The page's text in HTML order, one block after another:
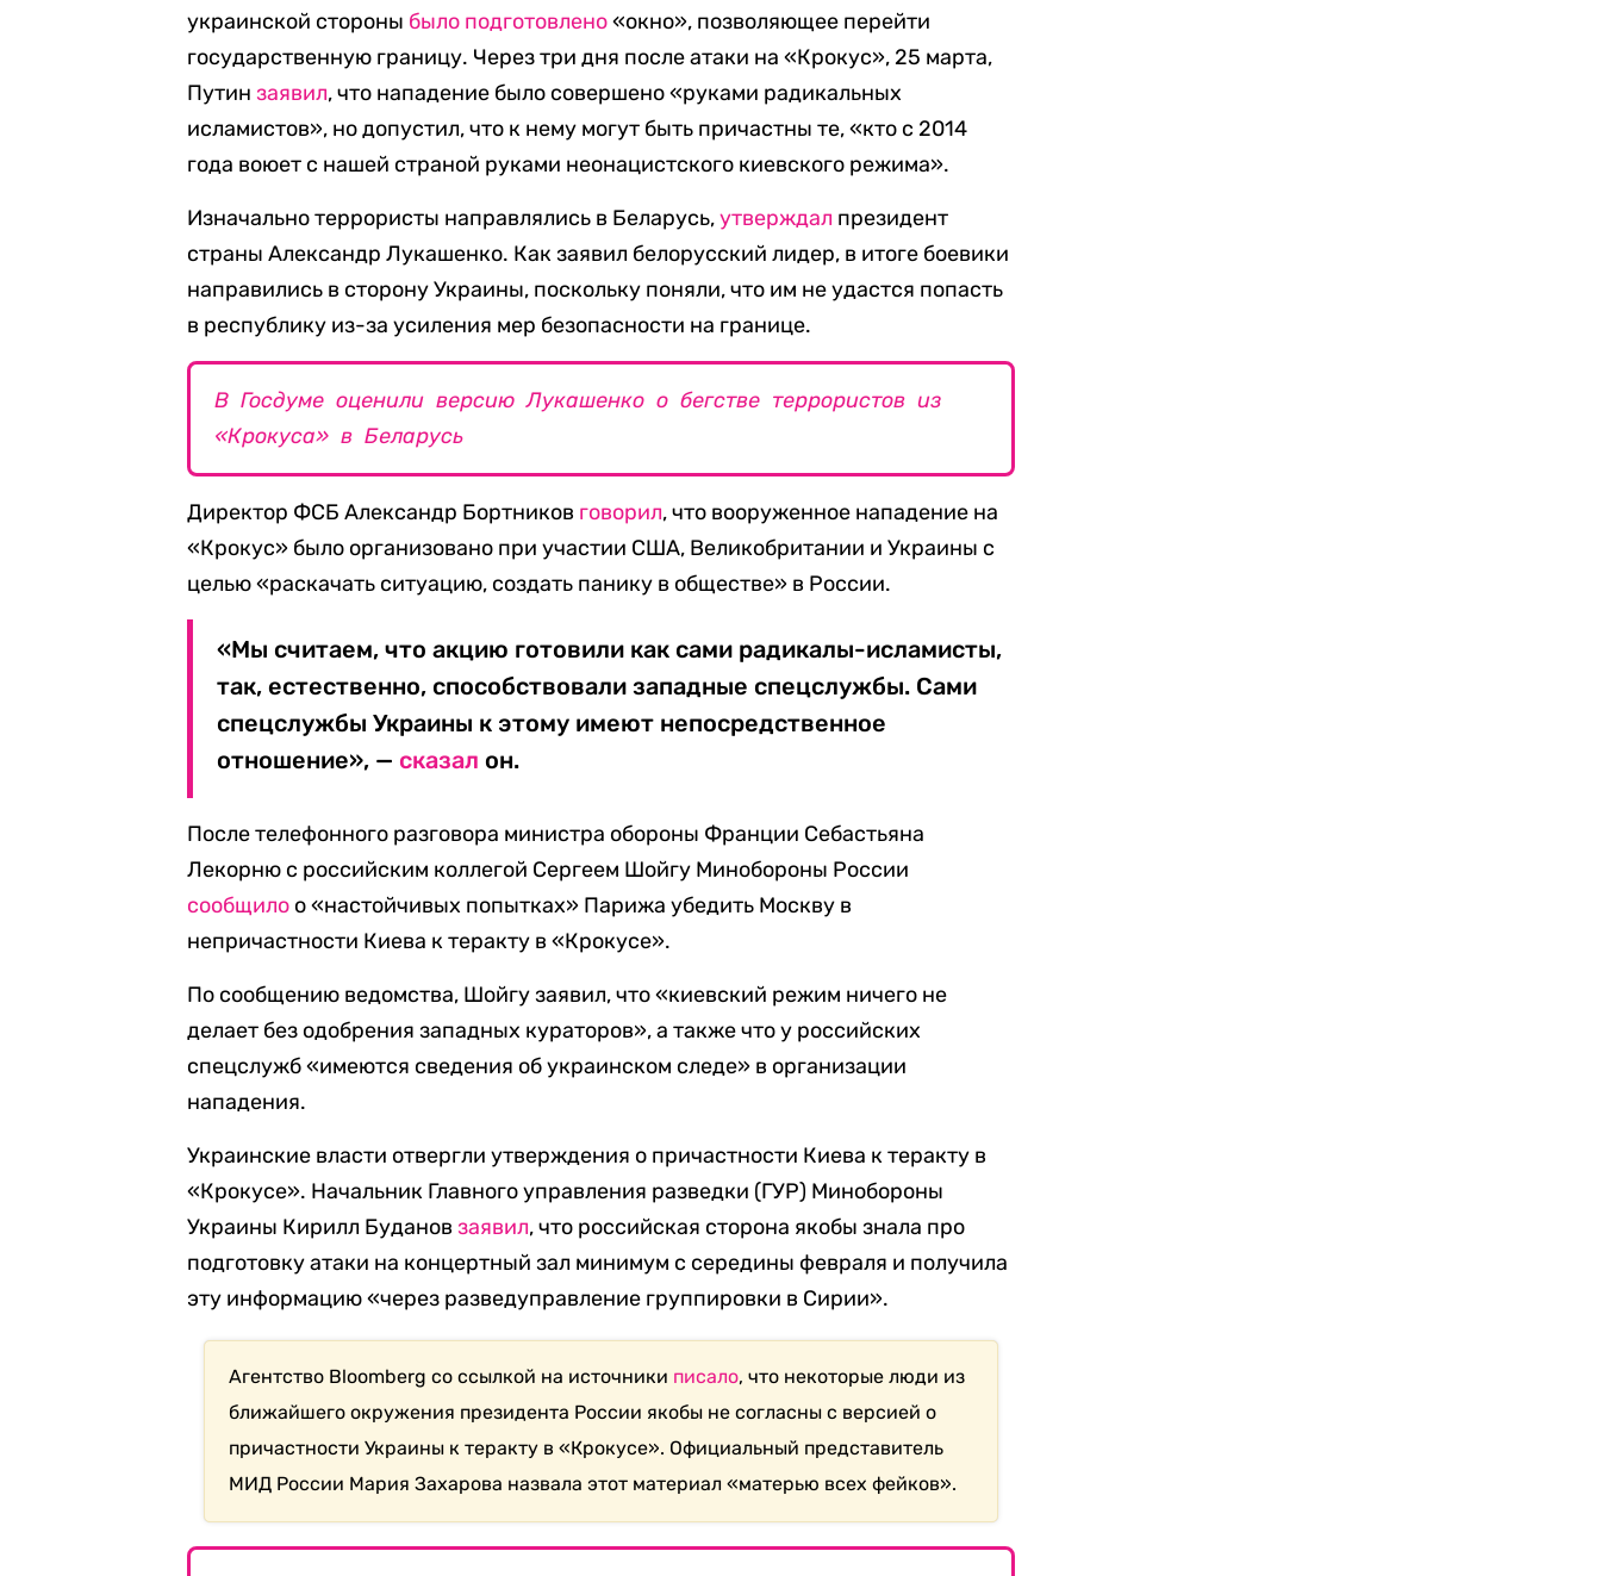
украинской стороны было подготовлено«окно», позволяющее перейти
государственную границу. Через три дня после атаки на «Крокус», 25 марта,
Путинзаявил, что нападение было совершено «руками радикальных
исламистов», но допустил, что к нему могут быть причастны те, «кто с 2014
года воюет с нашей страной руками неонацистского киевского режима».
Изначально террористы направлялись в Беларусь,утверждал президент
страны Александр Лукашенко. Как заявил белорусский лидер, в итоге боевики
направились в сторону Украины, поскольку поняли, что им не удастся попасть
в республику из-за усиления мер безопасности на границе.
В Госдуме оценили версию Лукашенко о бегстве террористов из
«Крокуса» в Беларусь
Директор ФСБ Александр Бортников говорил, что вооруженное нападение на
«Крокус» было организовано при участии США, Великобритании и Украины с
целью «раскачать ситуацию, создать панику в обществе» в России.
«Мы считаем, что акцию готовили как сами радикалы-исламисты,
так, естественно, способствовали западные спецслужбы. Сами
спецслужбы Украины к этому имеют непосредственное
отношение», — сказал он.
После телефонного разговора министра обороны Франции Себастьяна
Лекорню с российским коллегой Сергеем Шойгу Минобороны России
сообщило о «настойчивых попытках» Парижа убедить Москву в
непричастности Киева к теракту в «Крокусе».
По сообщению ведомства, Шойгу заявил, что «киевский режим ничего не
делает без одобрения западных кураторов», а также что у российских
спецслужб «имеются сведения об украинском следе» в организации
нападения.
Украинские власти отвергли утверждения о причастности Киева к теракту в
«Крокусе». Начальник Главного управления разведки (ГУР) Минобороны
Украины Кирилл Будановзаявил, что российская сторона якобы знала про
подготовку атаки на концертный зал минимум с середины февраля и получила
эту информацию «через разведуправление группировки в Сирии».
Агентство Bloomberg со ссылкой на источники писало, что некоторые люди из
ближайшего окружения президента России якобы не согласны с версией о
причастности Украины к теракту в «Крокусе». Официальный представитель
МИД России Мария Захарова назвала этот материал «матерью всех фейков».